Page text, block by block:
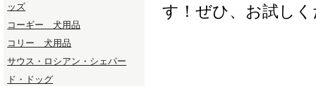
ッズ
コーギー 犬用品
コリー 犬用品
サウス・ロシアン・シェパー
ド・ドッグ
す！ぜひ、お試し